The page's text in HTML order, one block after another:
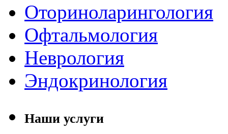
Оториноларингология
Офтальмология
Неврология
Эндокринология
Наши услуги